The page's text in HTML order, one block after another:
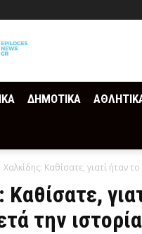
ΔΗΜΟΤΙΚΑ
Χαλκίδης: Καθίσατε, γιατί ήταν
την